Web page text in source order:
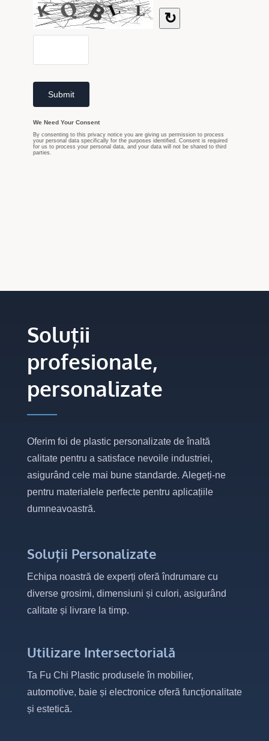
Soluții
profesionale,
personalizate
Oferim foi de plastic personalizate de înaltă
calitate pentru a satisface nevoile industriei,
asigurând cele mai bune standarde. Alegeți-ne
pentru materialele perfecte pentru aplicațiile
dumneavoastră.
Soluții Personalizate
Echipa noastră de experți oferă îndrumare cu
diverse grosimi, dimensiuni și culori, asigurând
calitate și livrare la timp.
Utilizare Intersectorială
Ta Fu Chi Plastic produsele în mobilier,
automotive, baie și electronice oferă funcționalitate
și estetică.